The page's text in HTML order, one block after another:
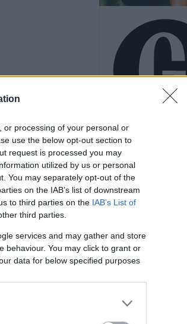
or processing of your personal or
use the below opt-out section to
request is processed you may
utilized by us or personal
You may separately opt-out of the
on the IAB’s list of downstream
to third parties on the IAB’s List of
third parties.
services and may gather and store
behaviour. You may click to grant or
data for below specified purposes
veszel új
van rájuk,
teszik?